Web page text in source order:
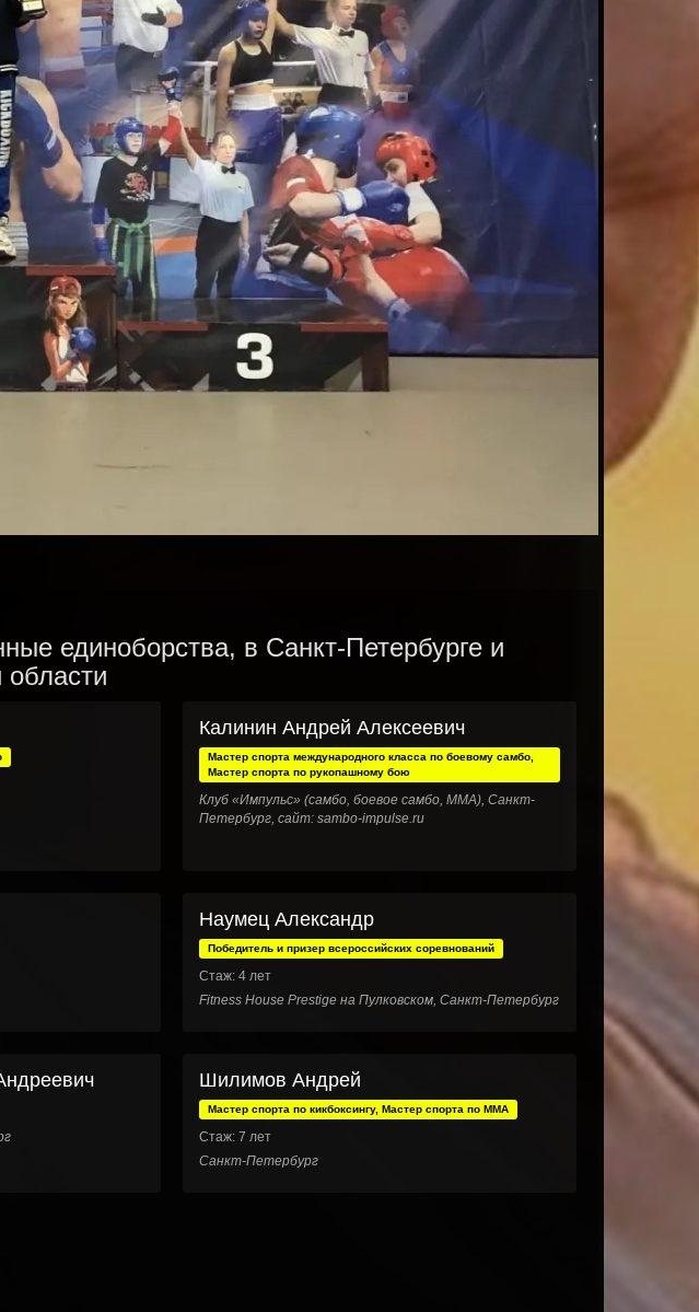
единоборства, в Санкт-Петербурге и
области
Калинин Андрей Алексеевич
Мастер спорта международного класса по боевому самбо,
Мастер спорта по рукопашному бою
Клуб «Импульс» (самбо, боевое самбо, ММА), Санкт-
Петербург, сайт: sambo-impulse.ru
Наумец Александр
Победитель и призер всероссийских соревнований
Стаж: 4 лет
Fitness House Prestige на Пулковском, Санкт-Петербург
Шилимов Андрей
Мастер спорта по кикбоксингу, Мастер спорта по ММА
Стаж: 7 лет
Санкт-Петербург